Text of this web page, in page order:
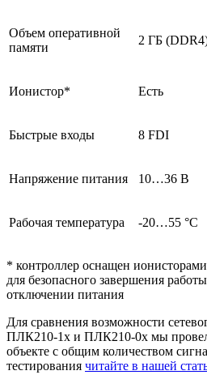
Объем оперативной
памяти
2 ГБ
Ионистор* Есть
Быстрые входы 8 FDI
Напряжение питания 10…36 В
Рабочая температура -20…55 °C
* контроллер оснащен
для безопасного завершения
отключении питания
Для сравнения возможности
ПЛК210-1х и ПЛК210-0х мы
объекте с общим количеством
тестирования читайте в нашей